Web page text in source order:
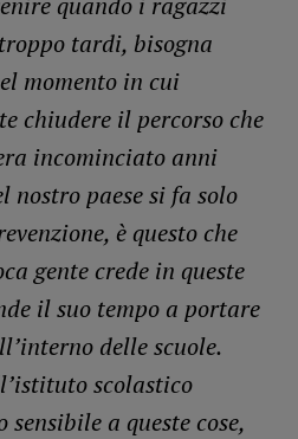
tardi, bisogna
momento in cui
chiudere il percorso che
incominciato anni
nostro paese si fa solo
è questo che
gente crede in queste
il suo tempo a portare
delle scuole.
scolastico
a queste cose,